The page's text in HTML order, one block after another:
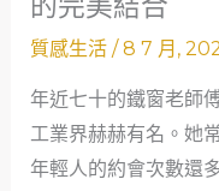
質感生活/8 7 月,
年近七十的鐵窗老師
工業界赫赫有名。她
年輕人的約會次數還